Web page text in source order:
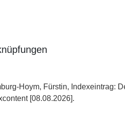
Hoym, Fürstin, Indexeintrag:
[08.08.2026].